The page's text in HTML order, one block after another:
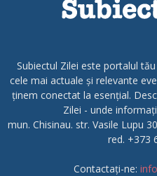
Subiectul Zilei este portalul
cele mai actuale și relevante
ținem conectat la esențial.
Zilei - unde
mun. Chisinau. str. Vasile Lupu
red. +373
Contactați-ne: